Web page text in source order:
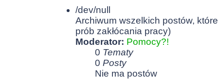
/dev/null
Archiwum wszelkich postów,
prób zakłócania pracy)
Moderator: Pomocy?!
0 Tematy
0 Posty
Nie ma postów